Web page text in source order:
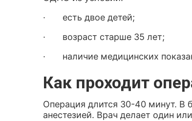
· есть двое детей;
· возраст старше 35 лет;
· наличие медицинских
Как проходит
Операция длится 30-40 минут. В
анестезией. Врач делает один